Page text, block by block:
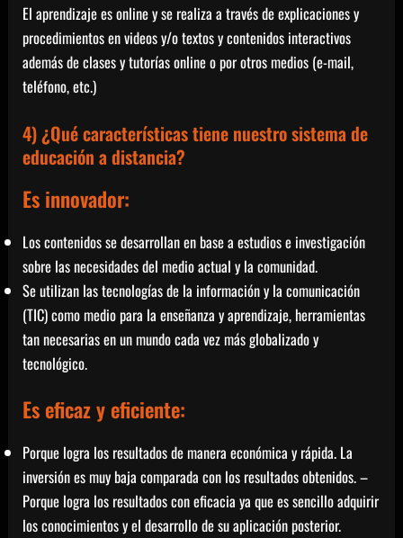
El aprendizaje es online y se realiza a través de explicaciones y
procedimientos en videos y/o textos y contenidos interactivos
además de clases y tutorías online o por otros medios (e-mail,
teléfono, etc.)
4) ¿Qué características tiene nuestro sistema de
educación a distancia?
Es innovador:
Los contenidos se desarrollan en base a estudios e investigación
sobre las necesidades del medio actual y la comunidad.
Se utilizan las tecnologías de la información y la comunicación
(TIC) como medio para la enseñanza y aprendizaje, herramientas
tan necesarias en un mundo cada vez más globalizado y
tecnológico.
Es eficaz y eficiente:
Porque logra los resultados de manera económica y rápida. La
inversión es muy baja comparada con los resultados obtenidos. –
Porque logra los resultados con eficacia ya que es sencillo adquirir
los conocimientos y el desarrollo de su aplicación posterior.